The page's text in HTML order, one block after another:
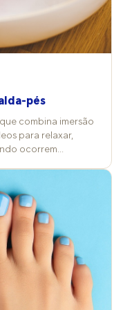
pés
combina imersão
para relaxar,
ocorrem
ritual. Vitória
na FMU, explica
morna ou fria,
trazer benefícios
aquecida
no calor,
ajudam a reduzir
Kelly Barreto
“É um cuidado